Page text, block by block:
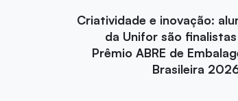
Criatividade e inovação:
da Unifor são
Prêmio ABRE de
Brasileira